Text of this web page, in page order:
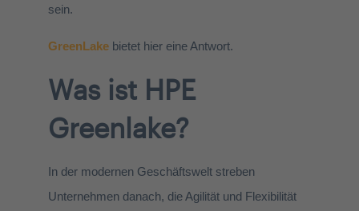
sein.
GreenLake bietet hier eine Antwort.
Was ist HPE
Greenlake?
In der modernen Geschäftswelt streben
Unternehmen danach, die Agilität und Flexibilität